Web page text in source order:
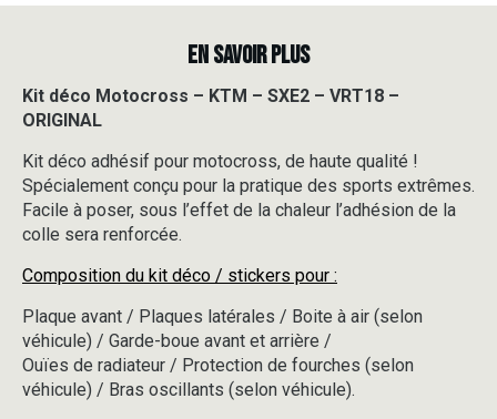
Motocross
SXE2
-
-
ORIGINAL
EN SAVOIR PLUS
Kit déco Motocross – KTM – SXE2 – VRT18 –
ORIGINAL
Kit déco adhésif pour motocross, de haute qualité !
Spécialement conçu pour la pratique des sports extrêmes.
Facile à poser, sous l’effet de la chaleur l’adhésion de la
colle sera renforcée.
Composition du kit déco / stickers pour :
Plaque avant / Plaques latérales / Boite à air (selon
véhicule) / Garde-boue avant et arrière /
Ouïes de radiateur / Protection de fourches (selon
véhicule) / Bras oscillants (selon véhicule).